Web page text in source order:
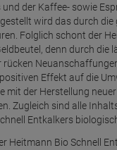
Heitmann Wäsche
ab2,19€
1 Liter =4,38 €
Heitmann Wäsche
ab2,09€
1 Stück =2,09 €
der Kaffee- sowie
wird das durch
Folglich schont der
denn durch die
Effekt auf die
mit der Herstellung
Zugleich sind alle
Entkalkers
Heitmann Bio Schnell